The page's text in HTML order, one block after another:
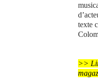
texte
>>